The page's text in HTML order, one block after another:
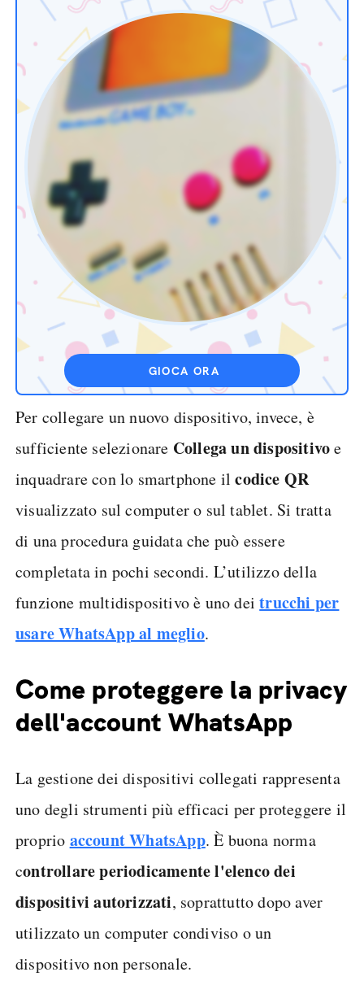
GIOCA ORA
Per collegare un nuovo dispositivo, invece, è
sufficiente selezionare Collega un dispositivoe
inquadrare con lo smartphone ilcodice QR
visualizzato sul computer o sul tablet. Si tratta
di una procedura guidata che può essere
completata in pochi secondi. L’utilizzo della
funzione multidispositivo è uno deitrucchi per
usare WhatsApp al meglio.
Come proteggere la privacy
dell'account WhatsApp
La gestione dei dispositivi collegati rappresenta
uno degli strumenti più efficaci per proteggere il
proprio account WhatsApp. È buona norma
controllare periodicamente l'elenco dei
dispositivi autorizzati, soprattutto dopo aver
utilizzato un computer condiviso o un
dispositivo non personale.